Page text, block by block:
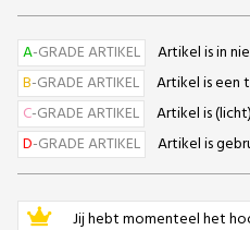
A-GRADE ARTIKEL
Artikel is in
B-GRADE ARTIKEL
Artikel is een
C-GRADE ARTIKEL
Artikel is
D-GRADE ARTIKEL Artikel is
Jij hebt momenteel het